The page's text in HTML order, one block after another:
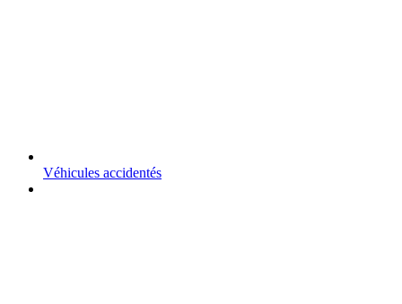
Véhicules accidentés